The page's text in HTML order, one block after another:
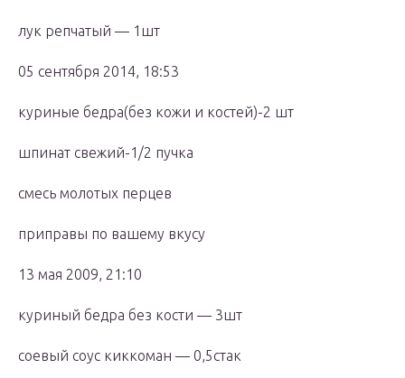
лук репчатый — 1шт
05 сентября 2014, 18:53
куриные бедра(без кожи и костей)-2 шт
шпинат свежий-1/2 пучка
смесь молотых перцев
приправы по вашему вкусу
13 мая 2009, 21:10
куриный бедра без кости — 3шт
соевый соус киккоман — 0,5стак